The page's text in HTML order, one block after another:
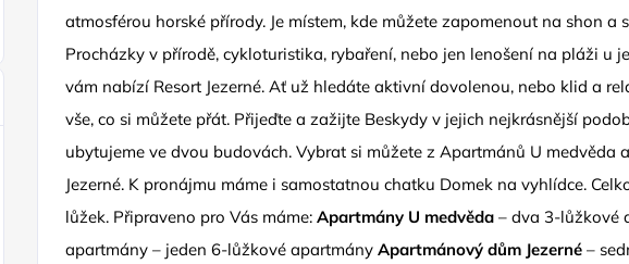
atmosférou horské přírody. Je místem, kde můžete zapomenout na shon a
Procházky v přírodě, cykloturistika, rybaření, nebo jen lenošení na pláži u
vám nabízí Resort Jezerné. Ať už hledáte aktivní dovolenou, nebo klid a
vše, co si můžete přát. Přijeďte a zažijte Beskydy v jejich nejkrásnější
ubytujeme ve dvou budovách. Vybrat si můžete z Apartmánů U medvěda
Jezerné. K pronájmu máme i samostatnou chatku Domek na vyhlídce.
lůžek. Připraveno pro Vás máme:Apartmány U medvěda – dva 3-lůžkové
apartmány – jeden 6-lůžkové apartmányApartmánový dům Jezerné –